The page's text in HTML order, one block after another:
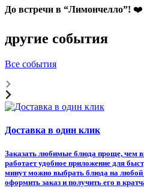
До встречи в “Лимончелло”! ❤️
другие события
Все события
Доставка в один клик
Заказать любимые блюда проще, чем
работает удобное приложение для
минут можно выбрать блюда на любой
оформить заказ и получить его в